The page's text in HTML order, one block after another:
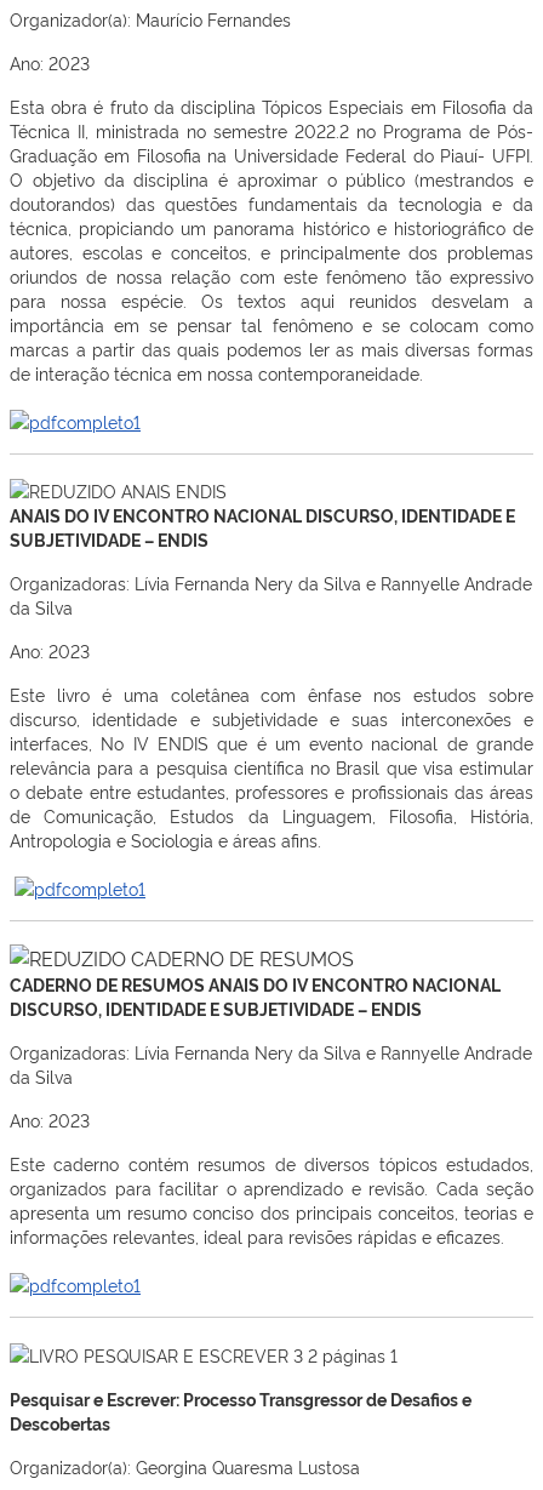
Organizador(a): Maurício Fernandes
Ano: 2023
Esta obra é fruto da disciplina Tópicos Especiais em Filosofia da
Técnica II, ministrada no semestre 2022.2 no Programa de Pós-
Graduação em Filosofia na Universidade Federal do Piauí- UFPI.
O objetivo da disciplina é aproximar o público (mestrandos e
doutorandos) das questões fundamentais da tecnologia e da
técnica, propiciando um panorama histórico e historiográfico de
autores, escolas e conceitos, e principalmente dos problemas
oriundos de nossa relação com este fenômeno tão expressivo
para nossa espécie. Os textos aqui reunidos desvelam a
importância em se pensar tal fenômeno e se colocam como
marcas a partir das quais podemos ler as mais diversas formas
de interação técnica em nossa contemporaneidade.
ANAIS DO IV ENCONTRO NACIONAL DISCURSO, IDENTIDADE E
SUBJETIVIDADE – ENDIS
Organizadoras: Lívia Fernanda Nery da Silva e Rannyelle Andrade
da Silva
Ano: 2023
Este livro é uma coletânea com ênfase nos estudos sobre
discurso, identidade e subjetividade e suas interconexões e
interfaces, No IV ENDIS que é um evento nacional de grande
relevância para a pesquisa científica no Brasil que visa estimular
o debate entre estudantes, professores e profissionais das áreas
de Comunicação, Estudos da Linguagem, Filosofia, História,
Antropologia e Sociologia e áreas afins.
CADERNO DE RESUMOS ANAIS DO IV ENCONTRO NACIONAL
DISCURSO, IDENTIDADE E SUBJETIVIDADE – ENDIS
Organizadoras: Lívia Fernanda Nery da Silva e Rannyelle Andrade
da Silva
Ano: 2023
Este caderno contém resumos de diversos tópicos estudados,
organizados para facilitar o aprendizado e revisão. Cada seção
apresenta um resumo conciso dos principais conceitos, teorias e
informações relevantes, ideal para revisões rápidas e eficazes.
Pesquisar e Escrever: Processo Transgressor de Desafios e
Descobertas
Organizador(a): Georgina Quaresma Lustosa